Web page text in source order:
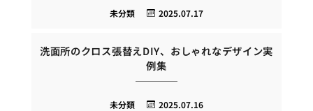
2025.07.17
未分類
洗面所のクロス張替えDIY、おしゃれなデザイン実
例集
2025.07.16
未分類